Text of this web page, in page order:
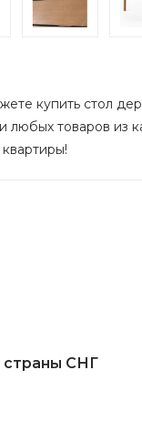
купить стол
любых товаров из
страны СНГ